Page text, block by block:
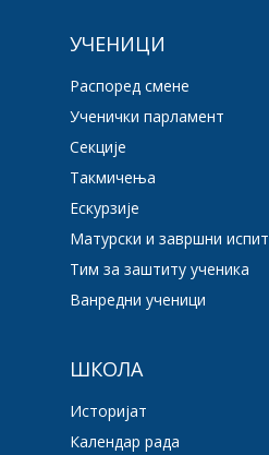
УЧЕНИЦИ
Распоред смене
Ученички парламент
Секције
Такмичења
Ескурзије
Матурски и завршни испит
Тим за заштиту ученика
Ванредни ученици
ШКОЛА
Историјат
Календар рада